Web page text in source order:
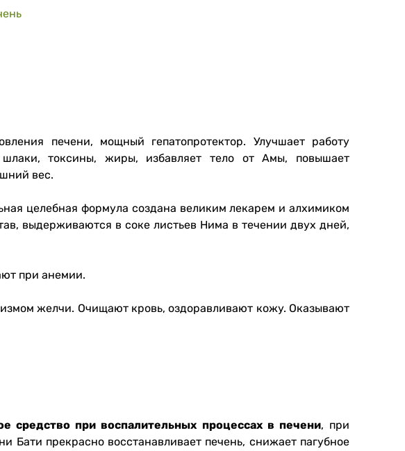
печени, мощный гепатопротектор. Улучшает работу
токсины, жиры, избавляет тело от Амы, повышает
вес.
целебная формула создана великим лекарем и алхимиком
выдерживаются в соке листьев Нима в течении двух дней,
при анемии.
желчи. Очищают кровь, оздоравливают кожу. Оказывают
средство при воспалительных процессах в печени, при
Бати прекрасно восстанавливает печень, снижает пагубное